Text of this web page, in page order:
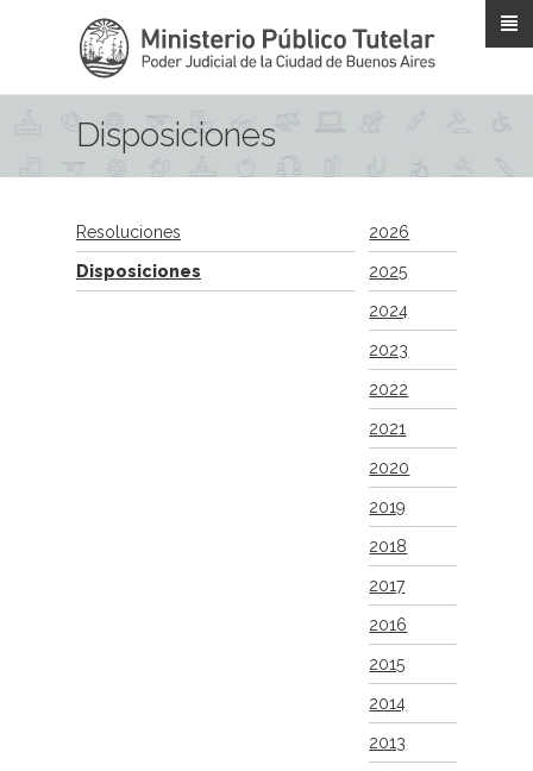
Disposiciones
Resoluciones
Disposiciones
2026
2025
2024
2023
2022
2021
2020
2019
2018
2017
2016
2015
2014
2013